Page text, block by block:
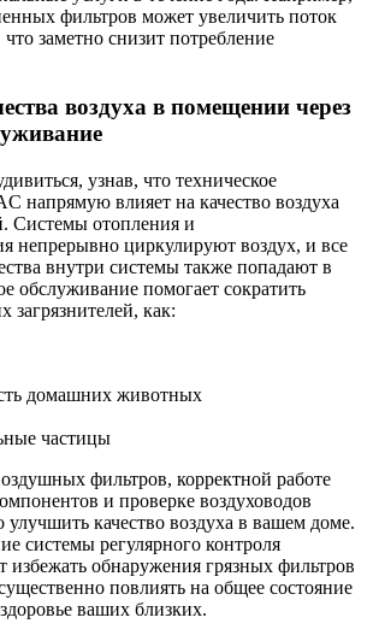
фильтров может увеличить поток
заметно снизит потребление
воздуха в помещении через
узнав, что техническое
напрямую влияет на качество воздуха
Системы отопления и
непрерывно циркулируют воздух, и все
внутри системы также попадают в
обслуживание помогает сократить
загрязнителей, как:
домашних животных
частицы
фильтров, корректной работе
и проверке воздуховодов
улучшить качество воздуха в вашем доме.
системы регулярного контроля
избежать обнаружения грязных фильтров
повлиять на общее состояние
ваших близких.